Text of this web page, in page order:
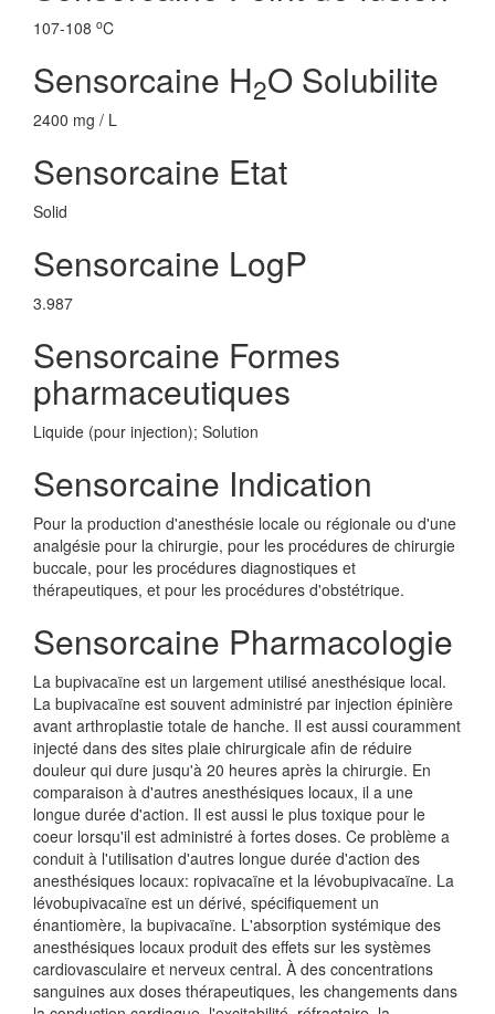
107-108 oC
Sensorcaine H2O Solubilite
2400 mg / L
Sensorcaine Etat
Solid
Sensorcaine LogP
3.987
Sensorcaine Formes
pharmaceutiques
Liquide (pour injection); Solution
Sensorcaine Indication
Pour la production d'anesthésie locale ou régionale ou d'une
analgésie pour la chirurgie, pour les procédures de chirurgie
buccale, pour les procédures diagnostiques et
thérapeutiques, et pour les procédures d'obstétrique.
Sensorcaine Pharmacologie
La bupivacaïne est un largement utilisé anesthésique local.
La bupivacaïne est souvent administré par injection épinière
avant arthroplastie totale de hanche. Il est aussi couramment
injecté dans des sites plaie chirurgicale afin de réduire
douleur qui dure jusqu'à 20 heures après la chirurgie. En
comparaison à d'autres anesthésiques locaux, il a une
longue durée d'action. Il est aussi le plus toxique pour le
coeur lorsqu'il est administré à fortes doses. Ce problème a
conduit à l'utilisation d'autres longue durée d'action des
anesthésiques locaux: ropivacaïne et la lévobupivacaïne. La
lévobupivacaïne est un dérivé, spécifiquement un
énantiomère, la bupivacaïne. L'absorption systémique des
anesthésiques locaux produit des effets sur les systèmes
cardiovasculaire et nerveux central. À des concentrations
sanguines aux doses thérapeutiques, les changements dans